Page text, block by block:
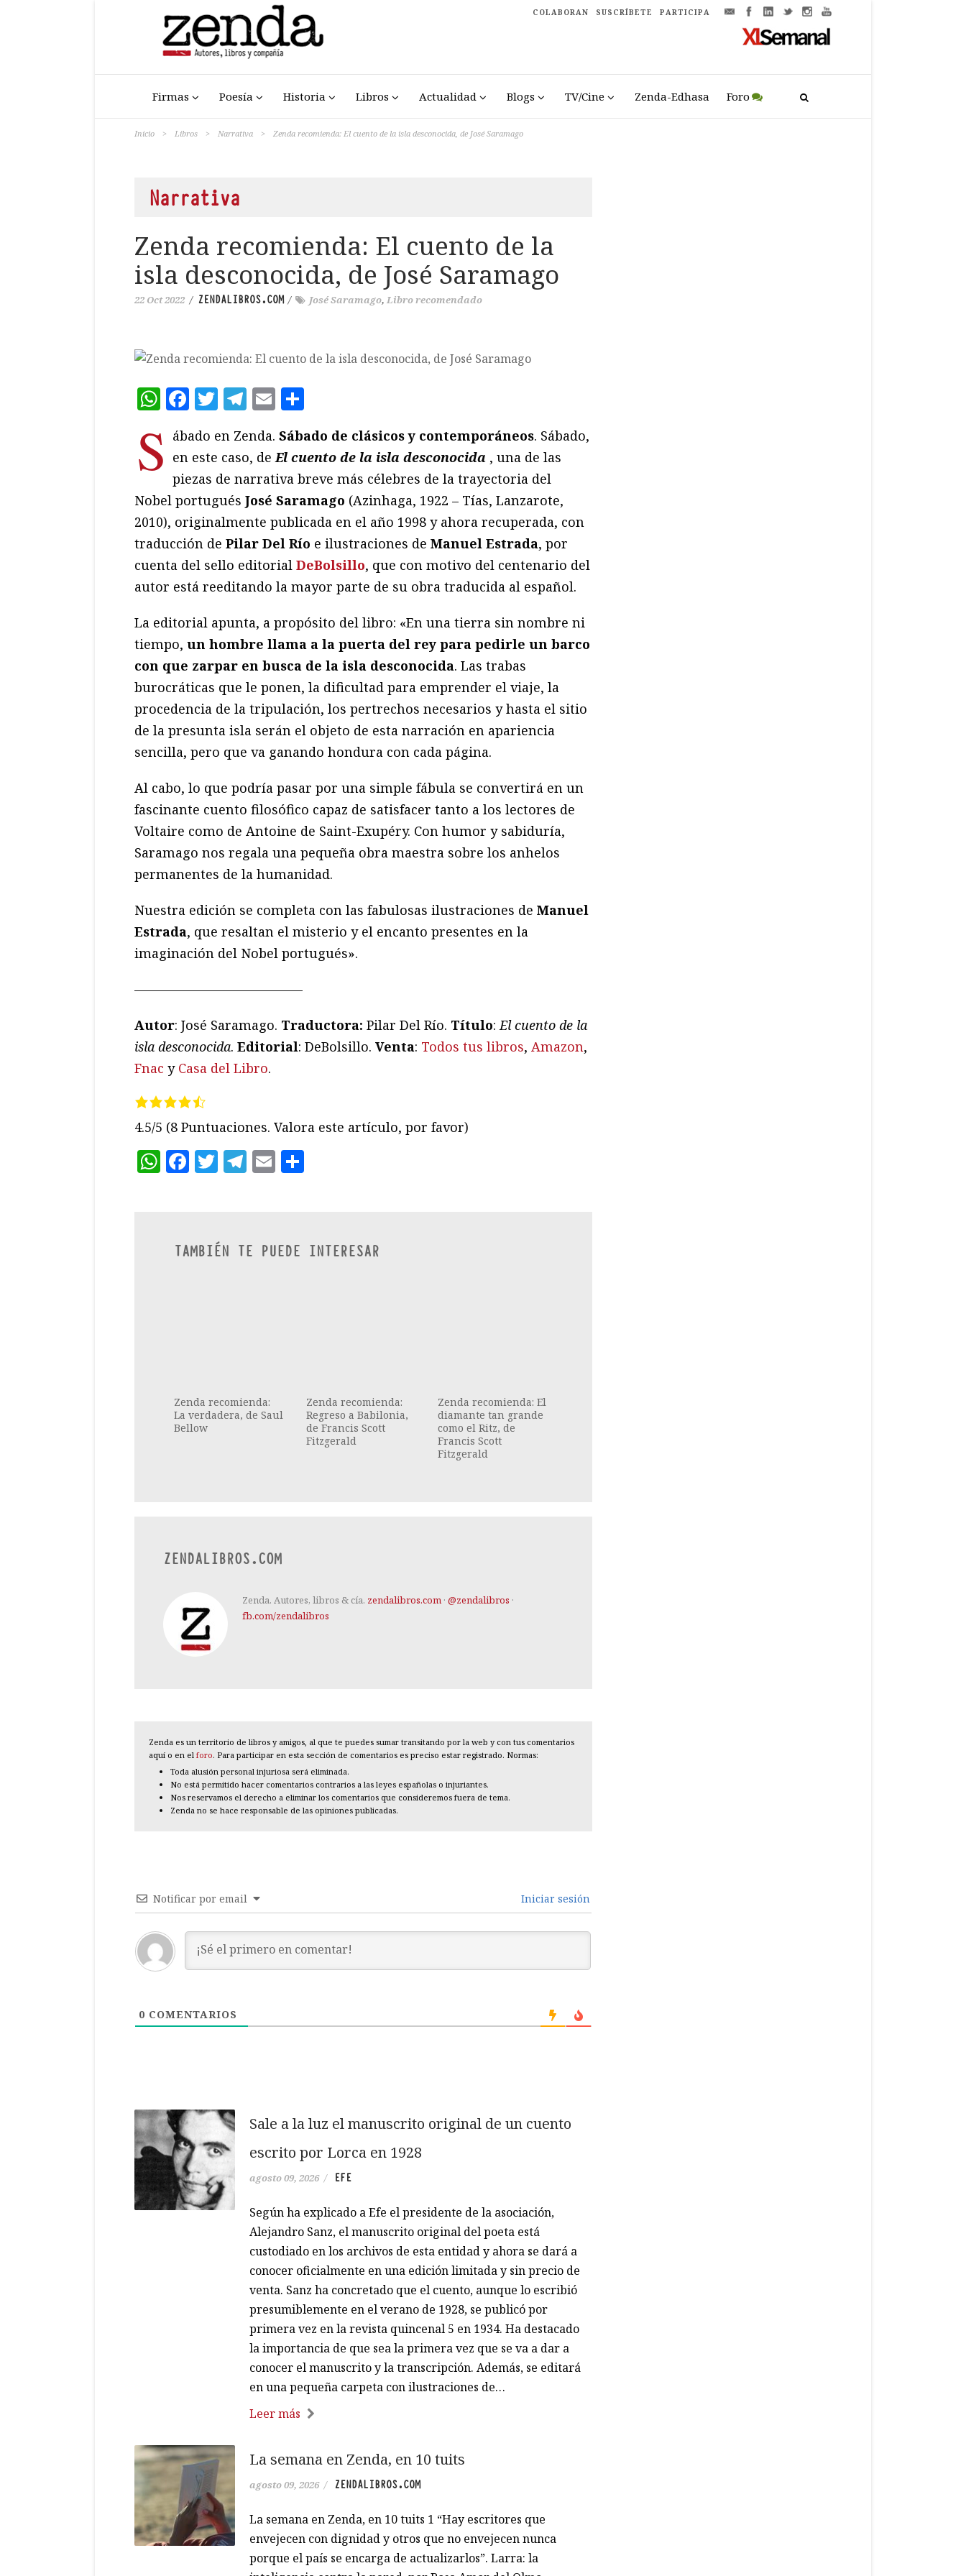
COLABORAN SUSCRÍBETE PARTICIPA
Firmas Poesía Historia Libros Actualidad Blogs TV/Cine Zenda-Edhasa Foro
Inicio > Libros > Narrativa > Zenda recomienda: El cuento de la isla desconocida, de José Saramago
Narrativa
Zenda recomienda: El cuento de la
isla desconocida, de José Saramago
22 Oct 2022 / ZENDALIBROS.COM/ José Saramago, Libro recomendado
WhatsApp
Facebook
Twitter
Telegram
Email
S ábado en Zenda. Sábado de clásicos y contemporáneos. Sábado,
en este caso, deEl cuento de la isla desconocida , una de las
piezas de narrativa breve más célebres de la trayectoria del
Nobel portugués José Saramago (Azinhaga, 1922 – Tías, Lanzarote,
2010), originalmente publicada en el año 1998 y ahora recuperada, con
traducción de Pilar Del Río e ilustraciones de Manuel Estrada, por
cuenta del sello editorial DeBolsillo, que con motivo del centenario del
autor está reeditando la mayor parte de su obra traducida al español.
La editorial apunta, a propósito del libro: «En una tierra sin nombre ni
tiempo, un hombre llama a la puerta del rey para pedirle un barco
con que zarpar en busca de la isla desconocida. Las trabas
burocráticas que le ponen, la dificultad para emprender el viaje, la
procedencia de la tripulación, los pertrechos necesarios y hasta el sitio
de la presunta isla serán el objeto de esta narración en apariencia
sencilla, pero que va ganando hondura con cada página.
Al cabo, lo que podría pasar por una simple fábula se convertirá en un
fascinante cuento filosófico capaz de satisfacer tanto a los lectores de
Voltaire como de Antoine de Saint-Exupéry. Con humor y sabiduría,
Saramago nos regala una pequeña obra maestra sobre los anhelos
permanentes de la humanidad.
Nuestra edición se completa con las fabulosas ilustraciones de Manuel
Estrada, que resaltan el misterio y el encanto presentes en la
imaginación del Nobel portugués».
—————————————
Autor: José Saramago. Traductora: Pilar Del Río. Título:El cuento de la
isla desconocida. Editorial: DeBolsillo. Venta: Todos tus libros, Amazon,
Fnac y Casa del Libro.
4.5/5 (8 Puntuaciones. Valora este artículo, por favor)
WhatsApp
Facebook
Twitter
Telegram
Email
TAMBIÉN TE PUEDE INTERESAR
Zenda recomienda:
La verdadera, de Saul
Bellow
Zenda recomienda:
Regreso a Babilonia,
de Francis Scott
Fitzgerald
Zenda recomienda: El
diamante tan grande
como el Ritz, de
Francis Scott
Fitzgerald
ZENDALIBROS.COM
Zenda. Autores, libros & cía. zendalibros.com · @zendalibros ·
fb.com/zendalibros
Zenda es un territorio de libros y amigos, al que te puedes sumar transitando por la web y con tus comentarios
aquí o en el foro. Para participar en esta sección de comentarios es preciso estar registrado. Normas:
Toda alusión personal injuriosa será eliminada.
No está permitido hacer comentarios contrarios a las leyes españolas o injuriantes.
Nos reservamos el derecho a eliminar los comentarios que consideremos fuera de tema.
Zenda no se hace responsable de las opiniones publicadas.
Notificar por email Iniciar sesión
0 COMENTARIOS
Sale a la luz el manuscrito original de un cuento
escrito por Lorca en 1928
agosto 09, 2026 / EFE
Según ha explicado a Efe el presidente de la asociación,
Alejandro Sanz, el manuscrito original del poeta está
custodiado en los archivos de esta entidad y ahora se dará a
conocer oficialmente en una edición limitada y sin precio de
venta. Sanz ha concretado que el cuento, aunque lo escribió
presumiblemente en el verano de 1928, se publicó por
primera vez en la revista quincenal 5 en 1934. Ha destacado
la importancia de que sea la primera vez que se va a dar a
conocer el manuscrito y la transcripción. Además, se editará
en una pequeña carpeta con ilustraciones de…
Leer más
La semana en Zenda, en 10 tuits
agosto 09, 2026 / ZENDALIBROS.COM
La semana en Zenda, en 10 tuits 1 “Hay escritores que
envejecen con dignidad y otros que no envejecen nunca
porque el país se encarga de actualizarlos”. Larra: la